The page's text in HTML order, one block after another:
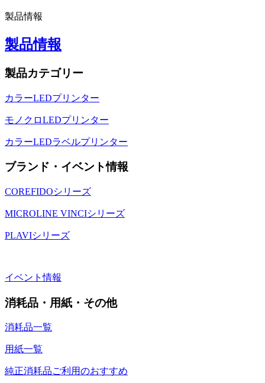
製品情報
製品情報
製品カテゴリー
カラーLEDプリンター
モノクロLEDプリンター
カラーLEDラベルプリンター
ブランド・イベント情報
COREFIDOシリーズ
MICROLINE VINCIシリーズ
PLAVIシリーズ
イベント情報
消耗品・用紙・その他
消耗品一覧
用紙一覧
純正消耗品ご利用のおすすめ